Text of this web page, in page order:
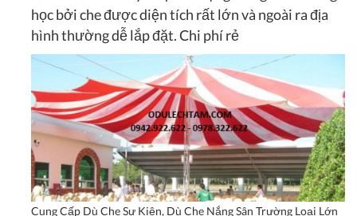
học bởi che được diện tích rất lớn và ngoài ra địa
hình thường dễ lắp đặt. Chi phí rẻ
Cung Cấp Dù Che Sự Kiện, Dù Che Nắng Sân Trường Loại Lớn